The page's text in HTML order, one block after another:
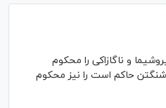
و ناگازاکی را محکوم
حاکم است را نیز محکوم